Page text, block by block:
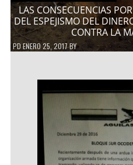
LAS CONSECUENCIAS
DEL ESPEJISMO DEL
CONTRA LA
PDENERO 25, 2017BY